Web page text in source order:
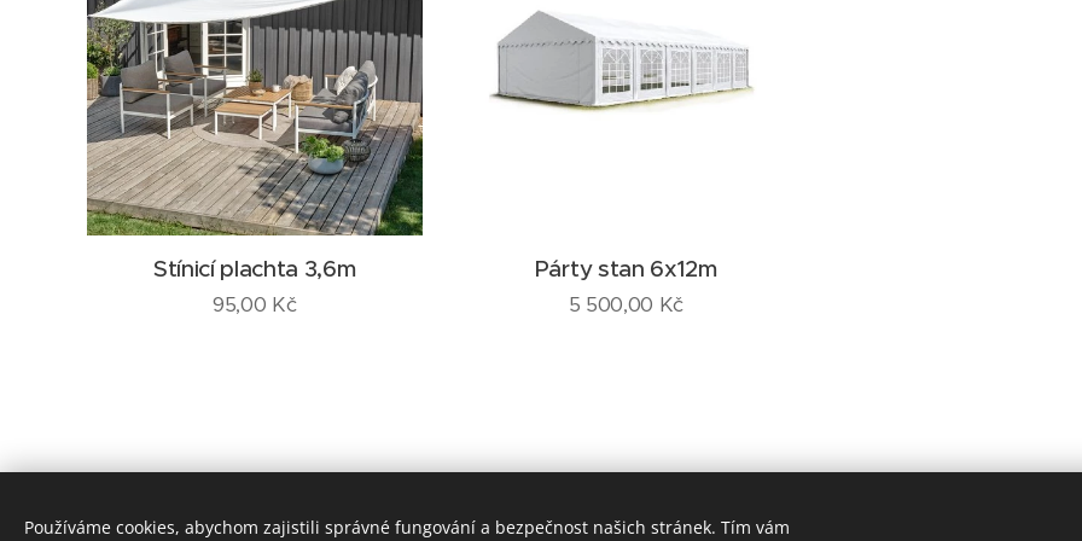
Stínicí plachta 3,6m
95,00 Kč
Párty stan 6x12m
5 500,00 Kč
Používáme cookies, abychom zajistili správné fungování a bezpečnost našich stránek. Tím vám